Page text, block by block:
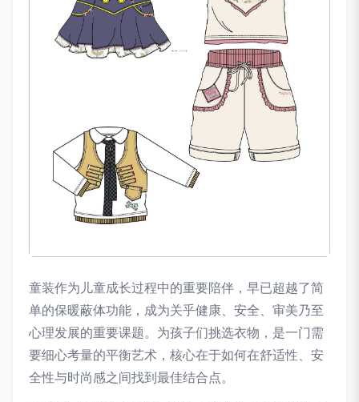
童装作为儿童成长过程中的重要陪伴，早已超越了简
单的保暖蔽体功能，成为关乎健康、安全、审美乃至
心理发展的重要课题。为孩子们挑选衣物，是一门需
要细心考量的平衡艺术，核心在于如何在舒适性、安
全性与时尚感之间找到最佳结合点。